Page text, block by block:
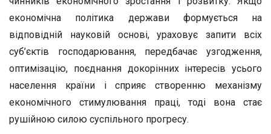
економічна політика держави формується на
відповідній науковій основі, ураховує запити всіх
суб’єктів господарювання, передбачає узгодження,
оптимізацію, поєднання докорінних інтересів усього
населення країни і сприяє створенню механізму
економічного стимулювання праці, тоді вона стає
рушійною силою суспільного прогресу.